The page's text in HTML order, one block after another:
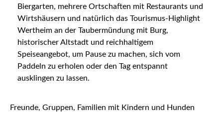
Biergarten, mehrere Ortschaften mit Restaurants und
Wirtshäusern und natürlich das Tourismus-Highlight
Wertheim an der Taubermündung mit Burg,
historischer Altstadt und reichhaltigem
Speiseangebot, um Pause zu machen, sich vom
Paddeln zu erholen oder den Tag entspannt
ausklingen zu lassen.
Freunde, Gruppen, Familien mit Kindern und Hunden